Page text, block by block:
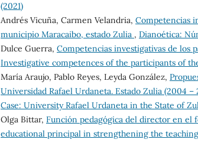
(2021)
Andrés Vicuña, Carmen Velandria, Competencias
municipio Maracaibo, estado Zulia , Dianoética:
Dulce Guerra, Competencias investigativas de los
Investigative competences of the participants of
María Araujo, Pablo Reyes, Leyda González,
Universidad Rafael Urdaneta. Estado Zulia (2004
Case: University Rafael Urdaneta in the State of
Olga Bittar, Función pedagógica del director en
educational principal in strengthening the